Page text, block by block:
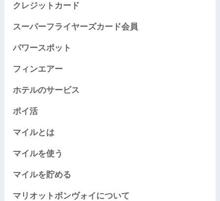
クレジットカード
スーパーフライヤーズカード会員
パワースポット
フィンエアー
ホテルのサービス
ポイ活
マイルとは
マイルを使う
マイルを貯める
マリオットボンヴォイについて